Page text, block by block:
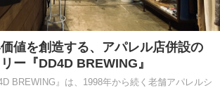
価値を創造する、アパレル店併設の
ー『DD4D BREWING』
BREWING』は、1998年から続く老舗アパレルシ